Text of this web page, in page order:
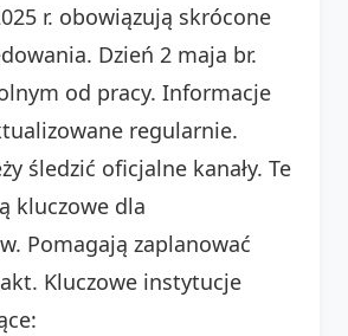
r. obowiązują skrócone
Dzień 2 maja br.
od pracy. Informacje
regularnie.
śledzić oficjalne kanały. Te
kluczowe dla
Pomagają zaplanować
Kluczowe instytucje